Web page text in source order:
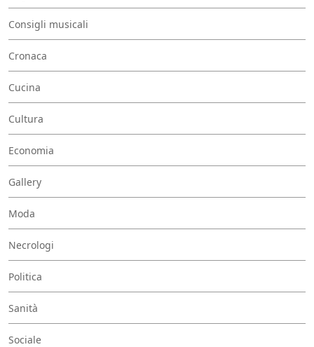
Consigli musicali
Cronaca
Cucina
Cultura
Economia
Gallery
Moda
Necrologi
Politica
Sanità
Sociale